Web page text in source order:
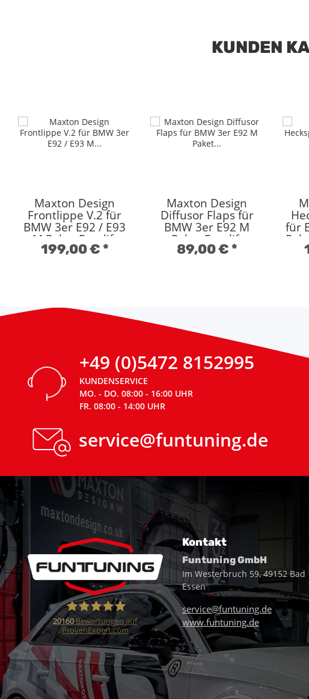
KUNDEN
Maxton Design
Frontlippe V.2 für
BMW 3er E92 / E93
M Paket Facelift
Hochglanz schwarz
199,00 €*
Maxton Design
Diffusor Flaps für
BMW 3er E92 M
Paket Facelift
Hochglanz schwarz
89,00 €*
für
+49 (0)5472 8152995
KUNDENSERVICE
MO. - DO. 08:00 - 16:00 UHR
FR. 08:00 - 14:00 UHR
service@funtuning.de
Funtuning GmbH
20160 Bewertungen auf
ProvenExpert.com
Kontakt
Funtuning GmbH
Im Westerbruch 59, 49152 Bad
Essen
service@funtuning.de
www.funtuning.de